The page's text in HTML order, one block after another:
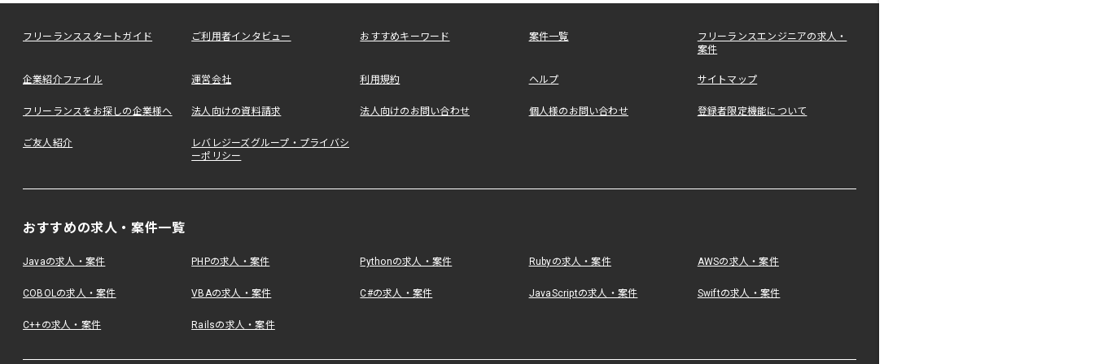
フリーランススタートガイド ご利用者インタビュー おすすめキーワード 案件一覧
フリーランスエンジニアの求人・
案件
企業紹介ファイル 運営会社 利用規約 ヘルプ サイトマップ
フリーランスをお探しの企業様へ 法人向けの資料請求 法人向けのお問い合わせ 個人様のお問い合わせ 登録者限定機能について
ご友人紹介
レバレジーズグループ・プライバシ
ーポリシー
おすすめの求人・案件一覧
Javaの求人・案件 PHPの求人・案件 Pythonの求人・案件 Rubyの求人・案件 AWSの求人・案件
COBOLの求人・案件 VBAの求人・案件 C#の求人・案件 JavaScriptの求人・案件 Swiftの求人・案件
C++の求人・案件 Railsの求人・案件